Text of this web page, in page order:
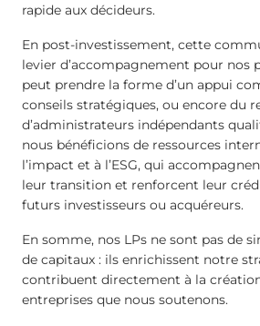
rapide aux décideurs.
En post-investissement, cette
levier d’accompagnement pour nos
peut prendre la forme d’un appui
conseils stratégiques, ou encore du
d’administrateurs indépendants
nous bénéficions de ressources
l’impact et à l’ESG, qui
leur transition et renforcent leur
futurs investisseurs ou acquéreurs.
En somme, nos LPs ne sont pas de
de capitaux : ils enrichissent notre
contribuent directement à la
entreprises que nous soutenons.